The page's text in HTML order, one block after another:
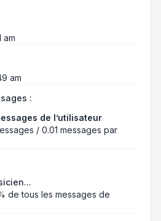
am
am
:
de l’utilisateur
/ 0.01 messages par
de tous les messages de